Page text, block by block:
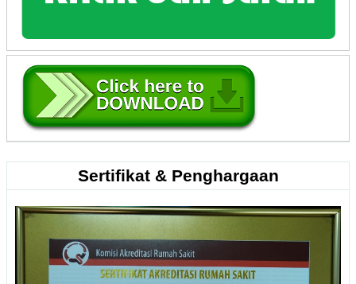
Sertifikat & Penghargaan